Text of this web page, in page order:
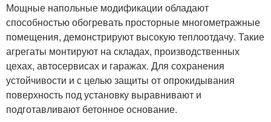
Мощные напольные модификации обладают
способностью обогревать просторные многометражные
помещения, демонстрируют высокую теплоотдачу. Такие
агрегаты монтируют на складах, производственных
цехах, автосервисах и гаражах. Для сохранения
устойчивости и с целью защиты от опрокидывания
поверхность под установку выравнивают и
подготавливают бетонное основание.